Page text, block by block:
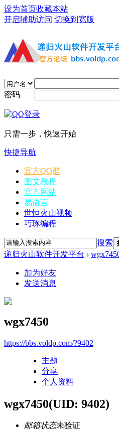
设为首页收藏本站
开启辅助访问 切换到宽版
密码
只需一步，快速开始
快捷导航
官方QQ群
图文教程
官方网站
易语言
世恒火山视频
巧琢编程
搜索
递归火山软件开发平台 ›
加为好友
发送消息
wgx7450
https://bbs.voldp.com/?9402
主题
分享
个人资料
wgx7450(UID: 9402)
邮箱状态未验证